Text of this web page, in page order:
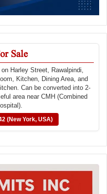
Sale
Harley Street, Rawalpindi,
Kitchen, Dining Area, and
Can be converted into 2-
area near CMH (Combined
(New York, USA)